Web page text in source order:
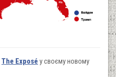
The Exposé у своєму новому